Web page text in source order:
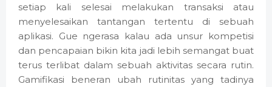
setiap kali selesai melakukan transaksi atau
menyelesaikan tantangan tertentu di sebuah
aplikasi. Gue ngerasa kalau ada unsur kompetisi
dan pencapaian bikin kita jadi lebih semangat buat
terus terlibat dalam sebuah aktivitas secara rutin.
Gamifikasi beneran ubah rutinitas yang tadinya